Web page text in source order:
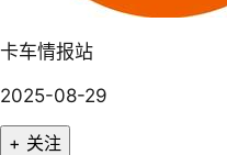
卡车情报站
2025-08-29
+ 关注